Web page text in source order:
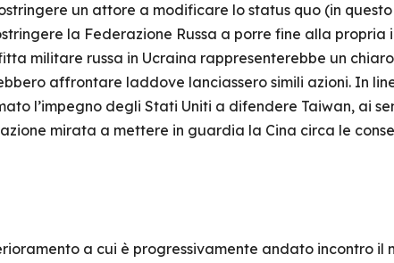
un attore a modificare lo status quo (in
la Federazione Russa a porre fine alla propria
militare russa in Ucraina rappresenterebbe un
affrontare laddove lanciassero simili azioni. In
l’impegno degli Stati Uniti a difendere Taiwan, ai
mirata a mettere in guardia la Cina circa le
a cui è progressivamente andato incontro il